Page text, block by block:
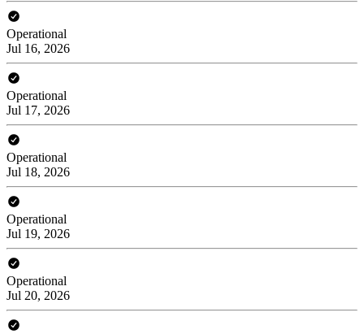
Operational
Jul 16, 2026
Operational
Jul 17, 2026
Operational
Jul 18, 2026
Operational
Jul 19, 2026
Operational
Jul 20, 2026